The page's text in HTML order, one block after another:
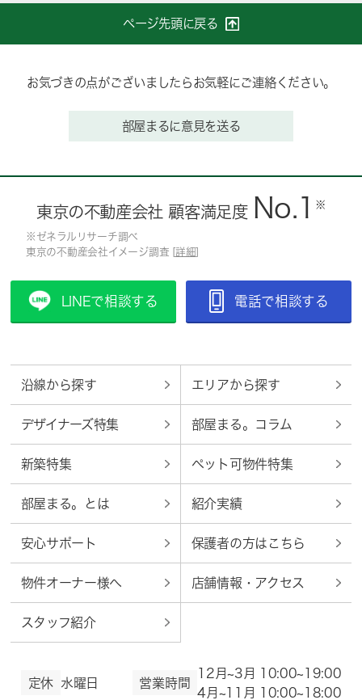
ページ先頭に戻る
お気づきの点がございましたらお気軽にご連絡ください。
部屋まるに意見を送る
東京の不動産会社 顧客満足度 No.1 ※
※ゼネラルリサーチ調べ
東京の不動産会社イメージ調査 [ 詳細
LINEで相談する 電話で相談する
沿線から探す エリアから探す
デザイナーズ特集 部屋まる。コラム
新築特集 ペット可物件特集
部屋まる。とは 紹介実績
安心サポート 保護者の方はこちら
物件オーナー様へ 店舗情報・アクセス
スタッフ紹介
定休 水曜日 営業時間
12月~3月 10:00~19:00
4月~11月 10:00~18:00